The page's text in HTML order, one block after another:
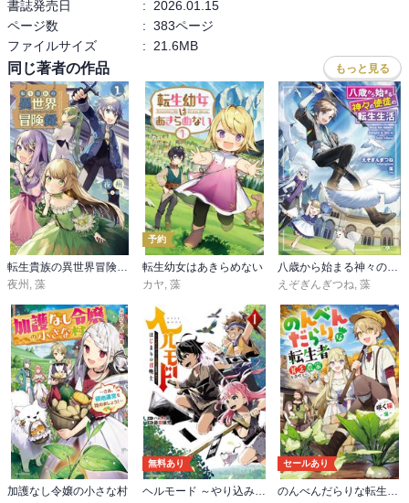
書誌発売日 :
2026.01.15
ページ数
: 383ページ
ファイルサイズ
: 21.6MB
同じ著者の作品 もっと見る
転生貴族の異世界冒険録～自重を知らない神々の使徒～
夜州 , 藻
予約
転生幼女はあきらめない
カヤ, 藻
八歳から始まる神々の使徒の転生生活
えぞぎんぎつね, 藻
加護なし令嬢の小さな村
無料あり セールあり